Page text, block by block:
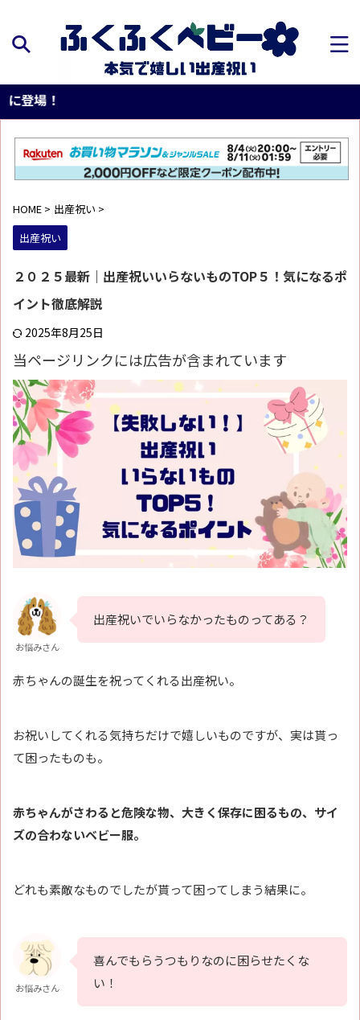
HOME > 出産祝い >
出産祝い
２０２５最新｜出産祝いいらないものTOP５！気になるポ
イント徹底解説
2025年8月25日
当ページリンクには広告が含まれています
お悩みさん
出産祝いでいらなかったものってある？
赤ちゃんの誕生を祝ってくれる出産祝い。
お祝いしてくれる気持ちだけで嬉しいものですが、実は貰っ
て困ったものも。
赤ちゃんがさわると危険な物、大きく保存に困るもの、サイ
ズの合わないベビー服。
どれも素敵なものでしたが貰って困ってしまう結果に。
お悩みさん
喜んでもらうつもりなのに困らせたくな
い！